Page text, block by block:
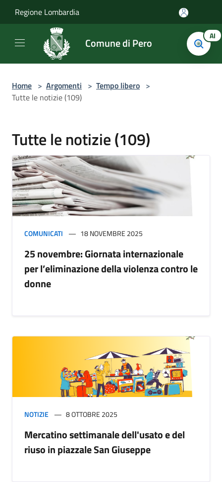
Regione Lombardia
Comune di Pero AI
Home > Argomenti > Tempo libero >
Tutte le notizie (109)
Tutte le notizie (109)
COMUNICATI 18 NOVEMBRE 2025
25 novembre: Giornata internazionale
per l’eliminazione della violenza contro le
donne
NOTIZIE 8 OTTOBRE 2025
Mercatino settimanale dell'usato e del
riuso in piazzale San Giuseppe